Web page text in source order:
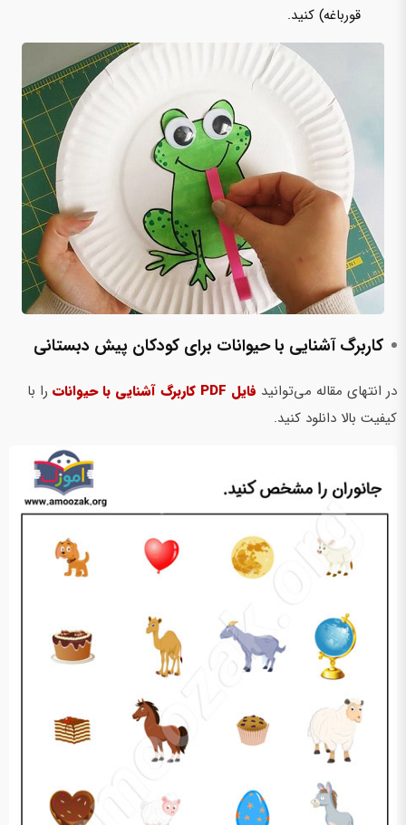
قورباغه) کنید.
کاربرگ آشنایی با حیوانات برای کودکان پیش‌ دبستانی
در انتهای مقاله می‌توانید فایل PDF کاربرگ آشنایی با حیوانات
را با
کیفیت بالا دانلود کنید.